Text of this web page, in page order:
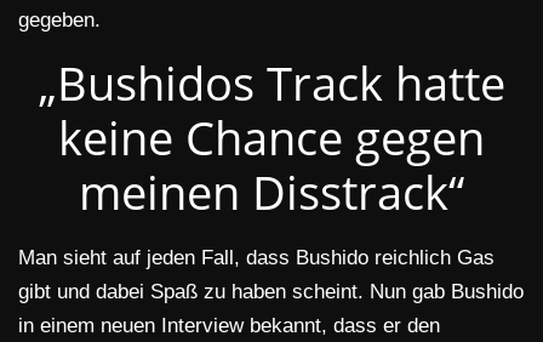
gegeben.
„Bushidos Track hatte
keine Chance gegen
meinen Disstrack“
Man sieht auf jeden Fall, dass Bushido reichlich Gas
gibt und dabei Spaß zu haben scheint. Nun gab Bushido
in einem neuen Interview bekannt, dass er den